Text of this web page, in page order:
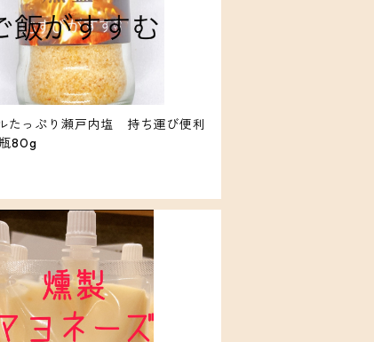
たっぷり瀬戸内塩 持ち運び便利
80g